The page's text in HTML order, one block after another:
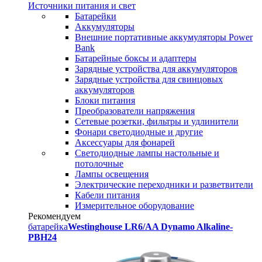
Источники питания и свет
Батарейки
Аккумуляторы
Внешние портативные аккумуляторы Power
Bank
Батарейные боксы и адаптеры
Зарядные устройства для аккумуляторов
Зарядные устройства для свинцовых
аккумуляторов
Блоки питания
Преобразователи напряжения
Сетевые розетки, фильтры и удлинители
Фонари светодиодные и другие
Аксессуары для фонарей
Светодиодные лампы настольные и
потолочные
Лампы освещения
Электрические переходники и разветвители
Кабели питания
Измерительное оборудование
Рекомендуем
батарейкаWestinghouse LR6/AA Dynamo Alkaline-
PBH24